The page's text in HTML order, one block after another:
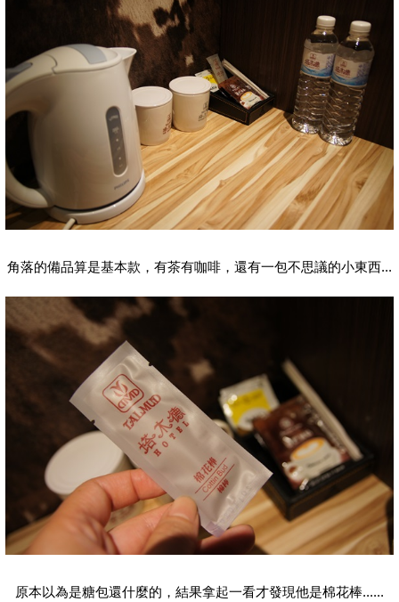
角落的備品算是基本款，有茶有咖啡，還有一包不思議的小東西...
原本以為是糖包還什麼的，結果拿起一看才發現他是棉花棒......